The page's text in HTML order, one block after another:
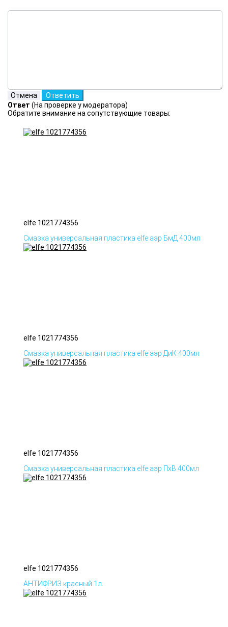
Ответ (На проверке у модератора)
Обратите внимание на сопутствующие товары:
elfe 1021774356
Смазка универсальная пластика elfe аэр БмД 400мл
elfe 1021774356
Смазка универсальная пластика elfe аэр ДиК 400мл
elfe 1021774356
Смазка универсальная пластика elfe аэр ПхВ 400мл
elfe 1021774356
АНТИФРИЗ красный 1л.